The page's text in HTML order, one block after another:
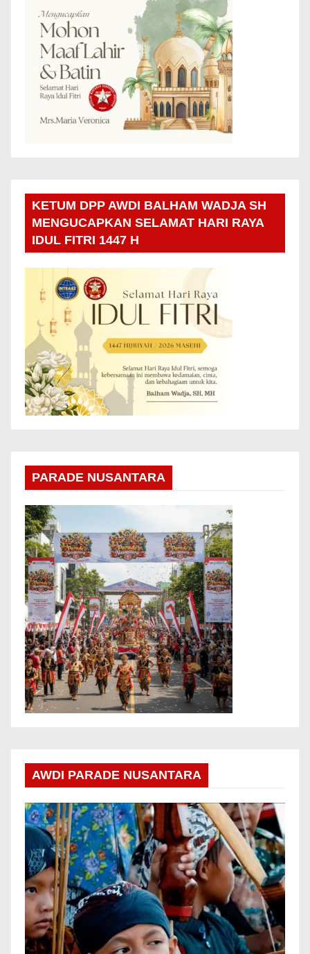
KETUM DPP AWDI BALHAM WADJA SH
MENGUCAPKAN SELAMAT HARI RAYA
IDUL FITRI 1447 H
PARADE NUSANTARA
AWDI PARADE NUSANTARA